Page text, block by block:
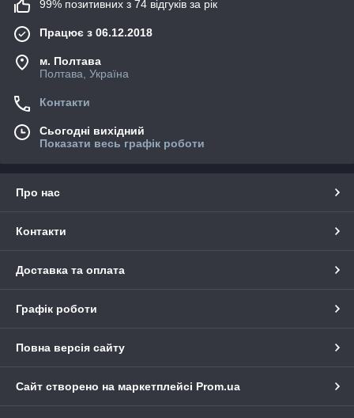
99% позитивних з 74 відгуків за рік
Працює з 06.12.2018
м. Полтава
Полтава, Україна
Контакти
Сьогодні вихідний
Показати весь графік роботи
Про нас
Контакти
Доставка та оплата
Графік роботи
Повна версія сайту
Сайт створено на маркетплейсі Prom.ua